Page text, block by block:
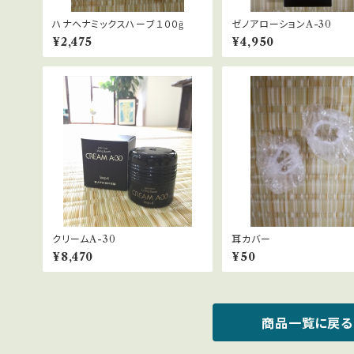
ハナヘナミックスハーブ１００ḡ
¥2,475
ゼノアローションA-30
¥4,950
クリームA-30
¥8,470
耳カバー
¥50
商品一覧に戻る